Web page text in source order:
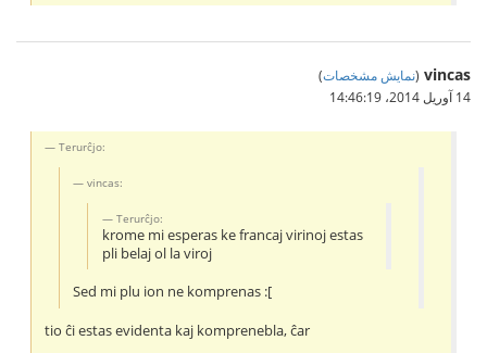
vincas
(نمایش مشخصات)
14 آوریل 2014،‏ 14:46:19
Terurĉjo:
vincas:
Terurĉjo:
krome mi esperas ke francaj virinoj estas
pli belaj ol la viroj
Sed mi plu ion ne komprenas :[
tio ĉi estas evidenta kaj komprenebla, ĉar